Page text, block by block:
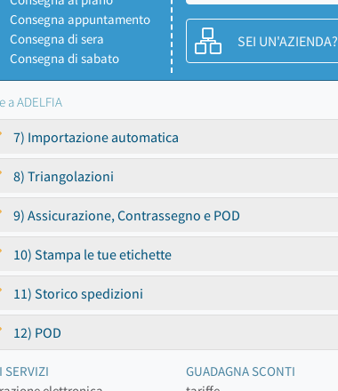
Consegna appuntamento
Consegna di sera
Consegna di sabato
SEI UN'AZIENDA?
ADELFIA
7) Importazione automatica
8) Triangolazioni
9) Assicurazione, Contrassegno e POD
10) Stampa le tue etichette
11) Storico spedizioni
12) POD
SERVIZI
GUADAGNA SCONTI